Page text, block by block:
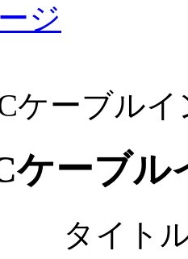
ジ
ケーブル
ケーブル
タイト